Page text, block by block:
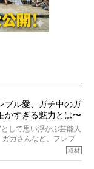
ブル愛、ガチ中のガ
かすぎる魅力とは〜
して思い浮かぶ芸能人
ガさんなど、フレブ
。が、ロッチ中岡さん
いうのをご存知です
取材